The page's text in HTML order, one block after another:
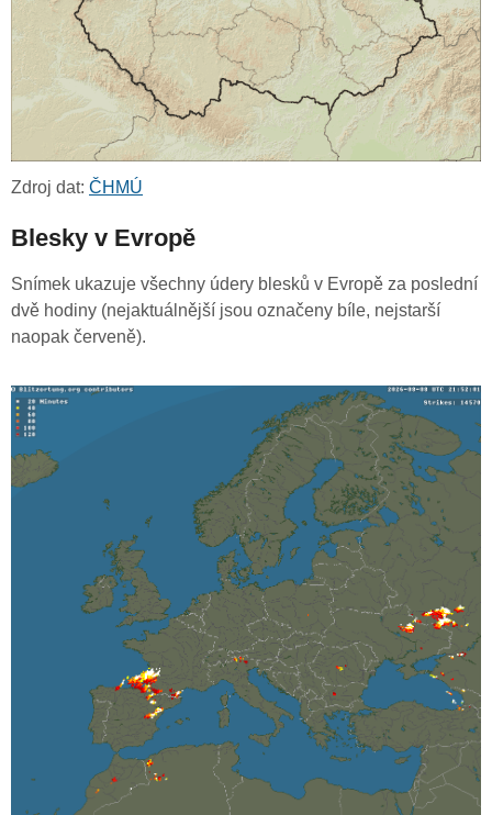
Zdroj dat: ČHMÚ
Blesky v Evropě
Snímek ukazuje všechny údery blesků v Evropě za poslední
dvě hodiny (nejaktuálnější jsou označeny bíle, nejstarší
naopak červeně).